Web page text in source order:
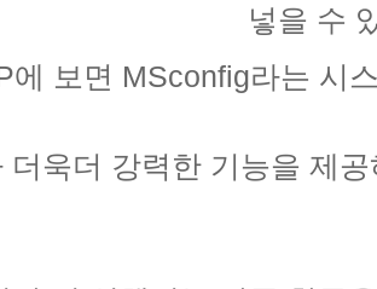
넣을 수
에 보면 MSconfig라는 시
더욱더 강력한 기능을 제